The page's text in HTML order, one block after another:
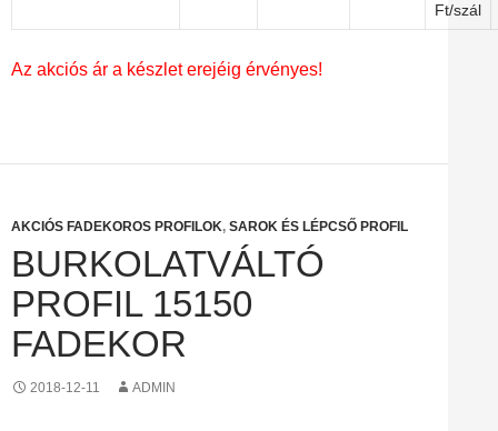
Ft/szál
Az akciós ár a készlet erejéig érvényes!
AKCIÓS FADEKOROS PROFILOK, SAROK ÉS LÉPCSŐ PROFIL
BURKOLATVÁLTÓ
PROFIL 15150
FADEKOR
2018-12-11 ADMIN